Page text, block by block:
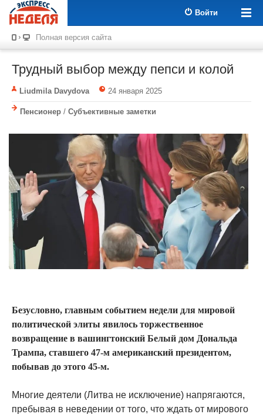
Войти
Полная версия сайта
Трудный выбор между пепси и колой
Liudmila Davydova 24 января 2025
Пенсионер / Субъективные заметки
Безусловно, главным событием недели для мировой
политической элиты явилось торжественное
возвращение в вашингтонский Белый дом Дональда
Трампа, ставшего 47-м американский президентом,
побывав до этого 45-м.
Многие деятели (Литва не исключение) напрягаются,
пребывая в неведении от того, что ждать от мирового